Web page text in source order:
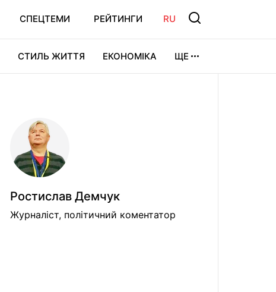
СПЕЦТЕМИ РЕЙТИНГИ RU
СТИЛЬ ЖИТТЯ ЕКОНОМІКА ЩЕ
Ростислав Демчук
Журналіст, політичний коментатор